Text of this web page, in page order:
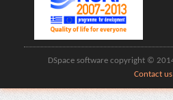
DSpace software copyright ©
Contact us